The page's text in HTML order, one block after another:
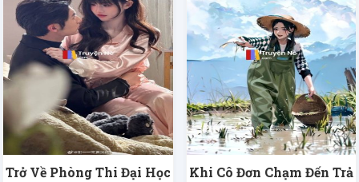
Trở Về Phòng Thi Đại Học
Khi Cô Đơn Chạm Đến Trả